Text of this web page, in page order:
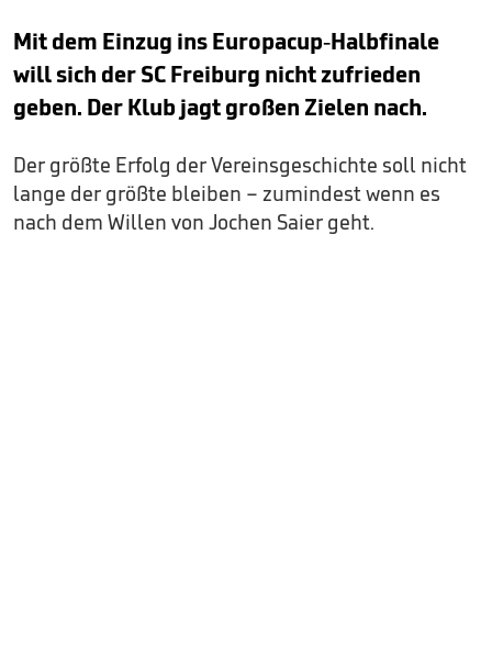
seconds
Mit dem Einzug ins Europacup-Halbfinale
will sich der SC Freiburg nicht zufrieden
geben. Der Klub jagt großen Zielen nach.
Der größte Erfolg der Vereinsgeschichte soll nicht
lange der größte bleiben – zumindest wenn es
nach dem Willen von Jochen Saier geht.